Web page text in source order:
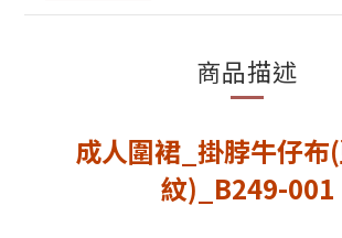
商品描述
成人圍裙_掛脖牛仔布
紋)_B249-001